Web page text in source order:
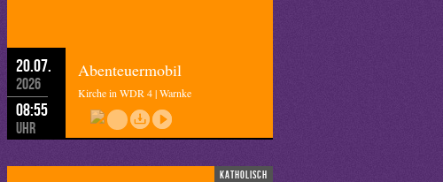
20.07.
2026
08:55
Uhr
Abenteuermobil
Kirche in WDR 4 | Warnke
katholisch